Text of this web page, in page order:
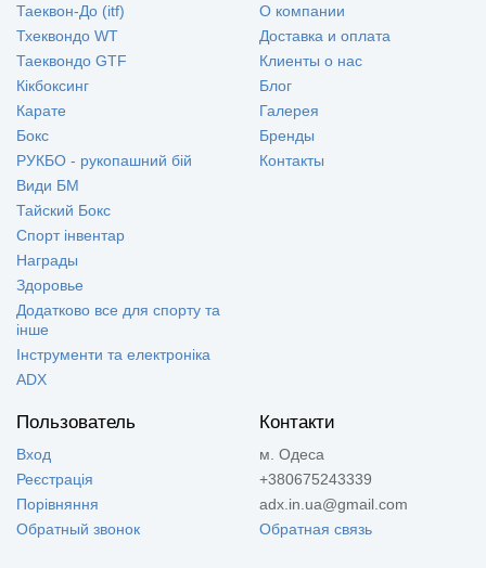
Таеквон-До (itf)
Тхеквондо WT
Таеквондо GTF
Кікбоксинг
Карате
Бокс
РУКБО - рукопашний бій
Види БМ
Тайский Бокс
Спорт інвентар
Награды
Здоровье
Додатково все для спорту та
інше
Інструменти та електроніка
ADX
О компании
Доставка и оплата
Клиенты о нас
Блог
Галерея
Бренды
Контакты
Пользователь
Вход
Реєстрація
Порівняння
Обратный звонок
Контакти
м. Одеса
+380675243339
adx.in.ua@gmail.com
Обратная связь